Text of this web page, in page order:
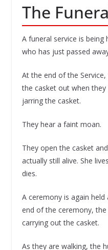
The
A funeral service is
who has just passed
At the end of the
the casket out when
jarring the casket.
They hear a faint moan.
They open the casket
actually still alive. She
dies.
A ceremony is again
end of the ceremony,
carrying out the casket.
As they are walking, the